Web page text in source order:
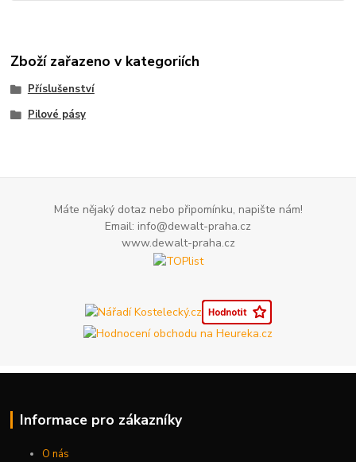
Zboží zařazeno v kategoriích
Příslušenství
Pilové pásy
Máte nějaký dotaz nebo připomínku, napište nám!
Email: info@dewalt-praha.cz
www.dewalt-praha.cz
Informace pro zákazníky
O nás